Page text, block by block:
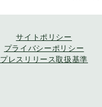
サイトポリシー
プライバシーポリシー
プレスリリース取扱基準